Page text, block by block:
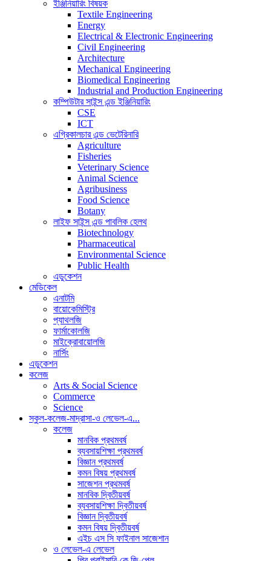
ইঞ্জিনিয়ারিং বিষয়ক
Textile Engineering
Energy
Electrical & Electronic Engineering
Civil Engineering
Architecture
Mechanical Engineering
Biomedical Engineering
Industrial and Production Engineering
কম্পিউটার সাইন্স এন্ড ইঞ্জিনিয়ারিং
CSE
ICT
এগ্রিকালচার এন্ড ভেটেরিনারি
Agriculture
Fisheries
Veterinary Science
Animal Science
Agribusiness
Food Science
Botany
লাইফ সাইন্স এন্ড পাবলিক হেলথ
Biotechnology
Pharmaceutical
Environmental Science
Public Health
এডুকেশন
মেডিকেল
এনাটমি
বায়োকেমিস্ট্রি
প্যাথলজি
ফার্মাকোলজি
মাইক্রোবায়োলজি
নার্সিং
এডুকেশন
কলেজ
Arts & Social Science
Commerce
Science
স্কুল-কলেজ-মাদ্রাসা-ও লেভেল-এ...
কলেজ
মানবিক প্রথমবর্ষ
ব্যবসায়শিক্ষা প্রথমবর্ষ
বিজ্ঞান প্রথমবর্ষ
কমন বিষয় প্রথমবর্ষ
সাজেশন প্রথমবর্ষ
মানবিক দ্বিতীয়বর্ষ
ব্যবসায়শিক্ষা দ্বিতীয়বর্ষ
বিজ্ঞান দ্বিতীয়বর্ষ
কমন বিষয় দ্বিতীয়বর্ষ
এইচ এস সি ফাইনাল সাজেশান
ও লেভেল-এ লেভেল